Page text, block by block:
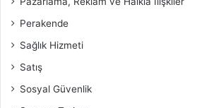
Perakende
Sağlık Hizmeti
Satış
Sosyal Güvenlik